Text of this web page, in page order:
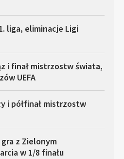
liga, eliminacje Ligi
i finał mistrzostw świata,
UEFA
i półfinał mistrzostw
gra z Zielonym
w 1/8 finału